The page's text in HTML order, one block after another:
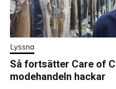
Lyssna
Så fortsätter Care of
modehandeln hackar